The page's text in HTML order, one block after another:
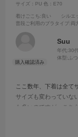
サイズ：PU 色：E70
着けごこち:良い シルエ
普段ご利用のブラタイプ :両
Suu
年代:30代
体型: ふ
ここ数年、下着は全て
サイズも変わっていな
も多いのですが、こち
ンションが上がってし